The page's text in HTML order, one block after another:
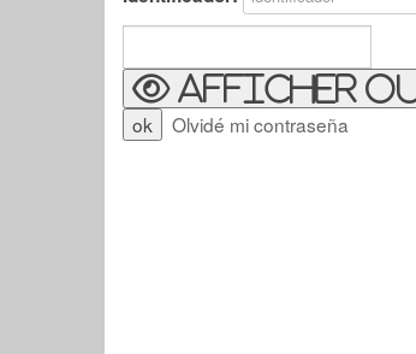
Afficher ou
Olvidé mi contraseña